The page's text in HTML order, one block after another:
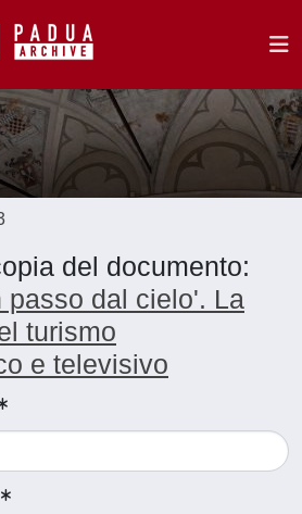
del documento:
passo dal cielo'. La
turismo
e televisivo